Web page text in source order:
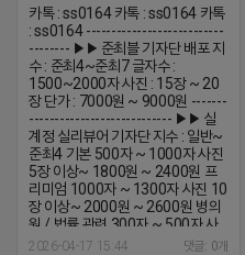
카톡 : ss0164 카톡 : ss0164 카톡
: ss0164 ---------------------------
-------- ▶▶ 준최블 기자단 배포 지
수 : 준최4~준최7 글자수 :
1500~2000자 사진 : 15장 ~ 20
장 단가 : 7000원 ~ 9000원 -------
---------------------------- ▶▶ 실
계정 실리뷰어 기자단 지수 : 일반~
준최4 기본 500자 ~ 1000자 사진
5장 이상~ 1800원 ~ 2400원 프
리미엄 1000자 ~ 1300자 사진 10
장 이상~ 2000원 ~ 2600원 병의
원 / 법률 관련 300자 ~ 500자 사
진5장 이상~ 1800원~2400원 지
2026-04-17 15:44 댓글: 0개